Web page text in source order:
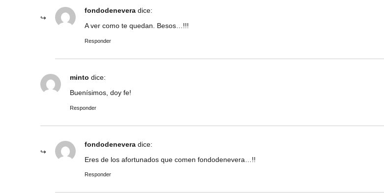
fondodenevera dice:
A ver como te quedan. Besos…!!!
Responder
minto dice:
Buenísimos, doy fe!
Responder
fondodenevera dice:
Eres de los afortunados que comen fondodenevera…!!
Responder